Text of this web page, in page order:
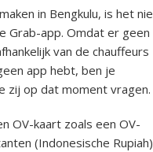
in Bengkulu, is het
Grab-app. Omdat er geen
van de chauffeurs
app hebt, ben je
zij op dat moment vragen.
OV-kaart zoals een OV-
(Indonesische